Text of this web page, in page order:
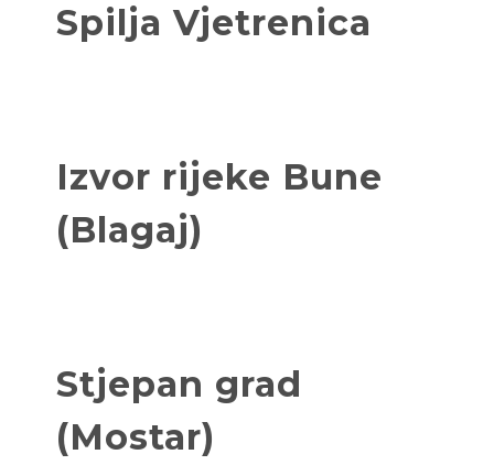
Spilja Vjetrenica
Izvor rijeke Bune
(Blagaj)
Stjepan grad
(Mostar)